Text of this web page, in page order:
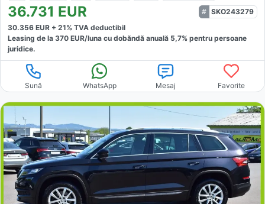
36.731 EUR
SKO243279
30.356 EUR + 21% TVA deductibil
Leasing de la 370 EUR/luna cu dobăndă anuală 5,7% pentru persoane
juridice.
Sună WhatsApp Mesaj Favorite